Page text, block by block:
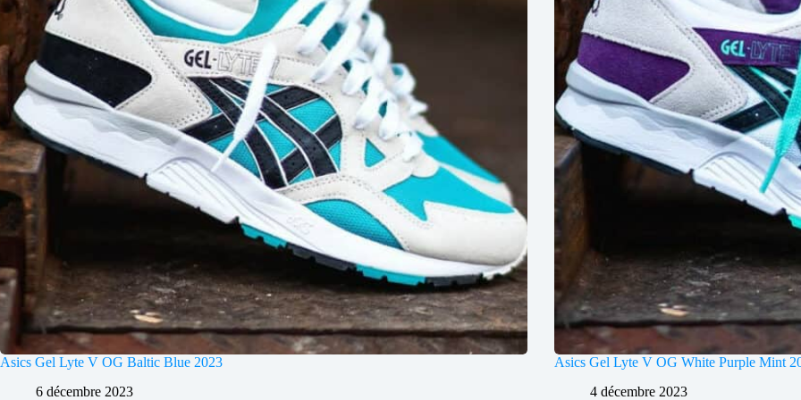
Asics Gel Lyte V OG Baltic Blue 2023
6 décembre 2023
Asics Gel Lyte V OG White Purple Mint
4 décembre 2023